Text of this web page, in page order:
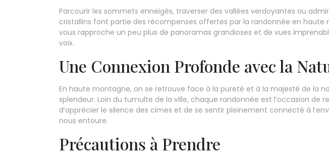
Parcourir les sommets enneigés, traverser des vallées verdoyantes ou
cristallins font partie des récompenses offertes par la randonnée en haute
vous rapproche un peu plus de panoramas grandioses et de vues
voix.
Une Connexion Profonde avec la
En haute montagne, on se retrouve face à la pureté et à la majesté de la
splendeur. Loin du tumulte de la ville, chaque randonnée est l’occasion de
d’apprécier le silence des cimes et de se sentir pleinement connecté à
nous entoure.
Précautions à Prendre